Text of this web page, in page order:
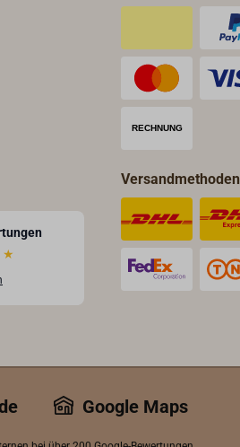
★
Versandmethoden
Google Maps